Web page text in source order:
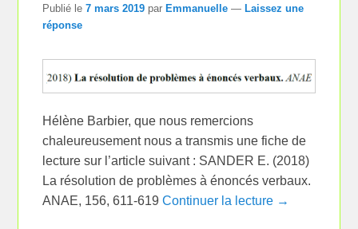
Publié le7 mars 2019 par Emmanuelle — Laissez une
réponse
Hélène Barbier, que nous remercions
chaleureusement nous a transmis une fiche de
lecture sur l’article suivant : SANDER E. (2018)
La résolution de problèmes à énoncés verbaux.
ANAE, 156, 611-619Continuer la lecture →